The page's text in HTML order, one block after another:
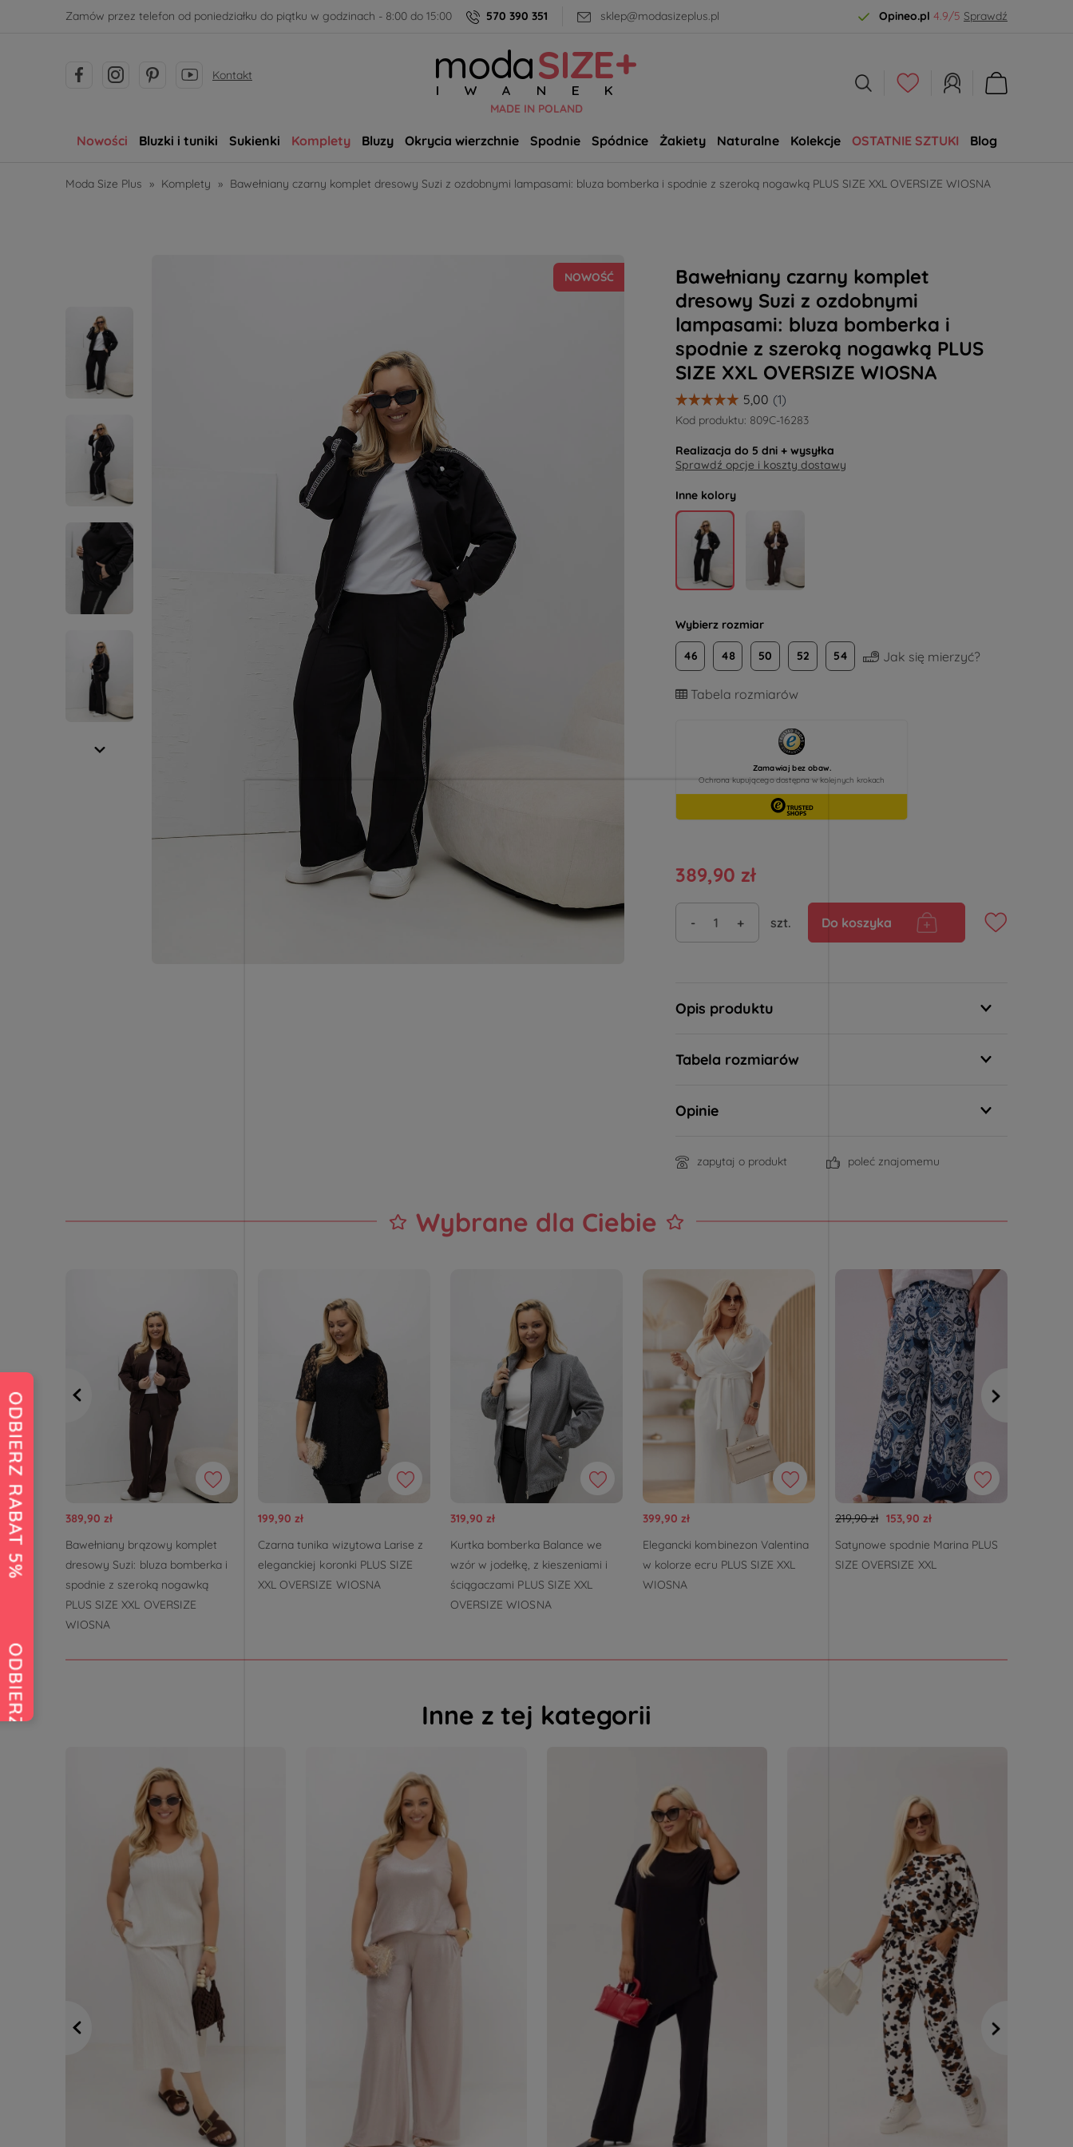
Zamów przez telefon od poniedziałku do piątku w godzinach - 8:00 do 15:00 570 390 351 sklep@modasizeplus.pl Opineo.pl 4.9/5 Sprawdź
Kontakt
MADE IN POLAND
Nowości Bluzki i tuniki Sukienki Komplety Bluzy Okrycia wierzchnie Spodnie Spódnice Żakiety Naturalne Kolekcje OSTATNIE SZTUKI
Blog
Moda Size Plus » Komplety » Bawełniany czarny komplet dresowy Suzi z ozdobnymi lampasami: bluza bomberka i spodnie z szeroką nogawką PLUS SIZE XXL OVERSIZE WIOSNA
NOWOŚĆ
Bawełniany czarny komplet
dresowy Suzi z ozdobnymi
lampasami: bluza bomberka i
spodnie z szeroką nogawką PLUS
SIZE XXL OVERSIZE WIOSNA
Kod produktu: 809C-16283
Realizacja do 5 dni + wysyłka
Sprawdź opcje i koszty dostawy
Inne kolory
Wybierz rozmiar
46 48 50 52 54 Jak się mierzyć?
Tabela rozmiarów
389,90 zł
- + szt. Do koszyka
Opis produktu
Tabela rozmiarów
Opinie
zapytaj o produkt poleć znajomemu
Wybrane dla Ciebie
389,90 zł
Bawełniany brązowy komplet
dresowy Suzi: bluza bomberka i
spodnie z szeroką nogawką
PLUS SIZE XXL OVERSIZE
WIOSNA
199,90 zł
Czarna tunika wizytowa Larise z
eleganckiej koronki PLUS SIZE
XXL OVERSIZE WIOSNA
319,90 zł
Kurtka bomberka Balance we
wzór w jodełkę, z kieszeniami i
ściągaczami PLUS SIZE XXL
OVERSIZE WIOSNA
399,90 zł
Elegancki kombinezon Valentina
w kolorze ecru PLUS SIZE XXL
WIOSNA
219,90 zł 153,90 zł
Satynowe spodnie Marina PLUS
SIZE OVERSIZE XXL
Inne z tej kategorii